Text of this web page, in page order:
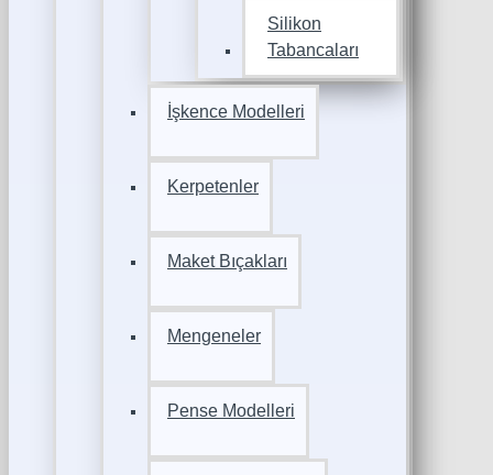
Silikon
Tabancaları
İşkence Modelleri
Kerpetenler
Maket Bıçakları
Mengeneler
Pense Modelleri